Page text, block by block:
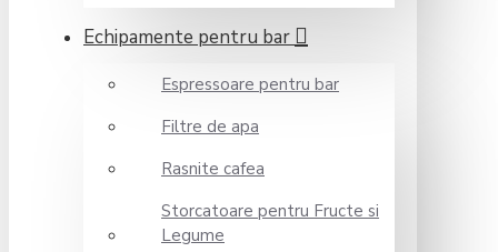
Echipamente pentru bar
Espressoare pentru bar
Filtre de apa
Rasnite cafea
Storcatoare pentru Fructe si
Legume